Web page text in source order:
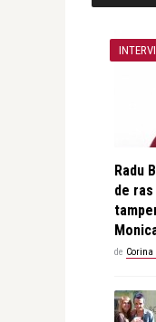
Radu
de
de Corina